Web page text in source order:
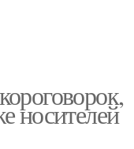
носителей